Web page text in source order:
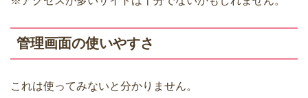
管理画面の使いやすさ
これは使ってみないと分かりません。